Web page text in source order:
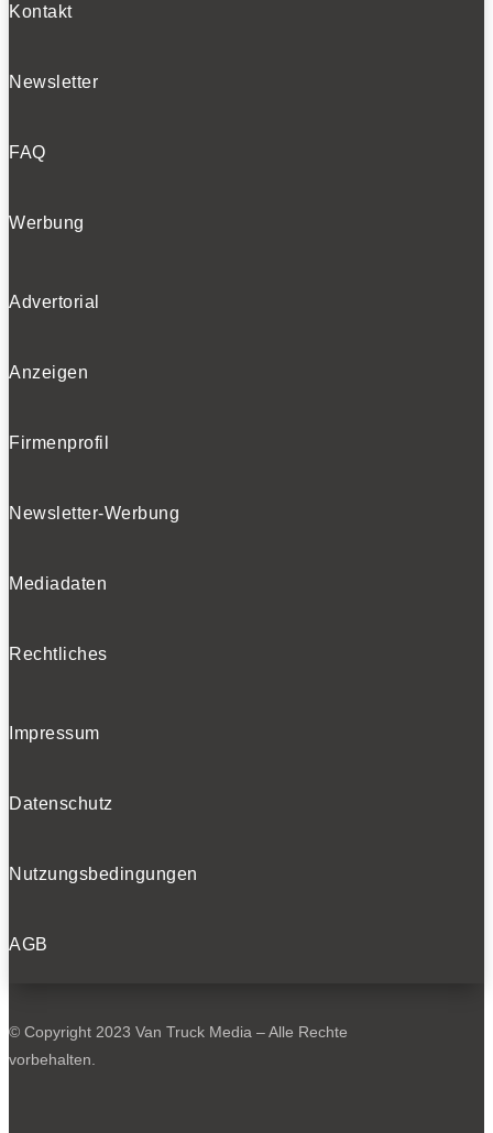
Kontakt
Newsletter
FAQ
Werbung
Advertorial
Anzeigen
Firmenprofil
Newsletter-Werbung
Mediadaten
Rechtliches
Impressum
Datenschutz
Nutzungsbedingungen
AGB
© Copyright 2023 Van Truck Media – Alle Rechte
vorbehalten.